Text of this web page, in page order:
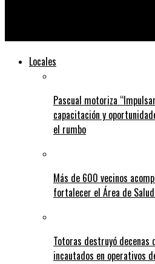
Locales
Pascual motoriza
capacitación y
el rumbo
Más de 600 vecinos
fortalecer el Área de
Totoras destruyó decenas
incautados en operativos